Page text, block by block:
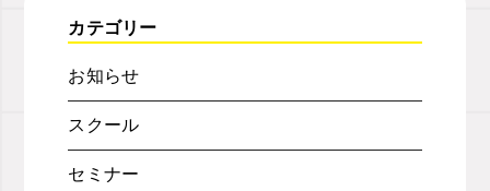
カテゴリー
お知らせ
スクール
セミナー